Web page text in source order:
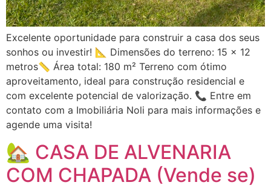
Excelente oportunidade para construir a casa dos seus
sonhos ou investir! 📐 Dimensões do terreno: 15 x 12
metros📏 Área total: 180 m² Terreno com ótimo
aproveitamento, ideal para construção residencial e
com excelente potencial de valorização. 📞 Entre em
contato com a Imobiliária Noli para mais informações e
agende uma visita!
🏡 CASA DE ALVENARIA
COM CHAPADA (Vende se)